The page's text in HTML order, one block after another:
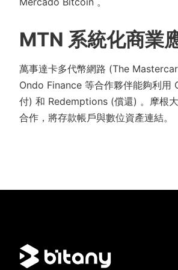
MTN 系統化商業
萬事達卡多代幣網路 (The
Ondo Finance 等合作夥伴能夠利
付) 和 Redemptions (償還) 。摩根
合作，將存款帳戶與數位資產連結。